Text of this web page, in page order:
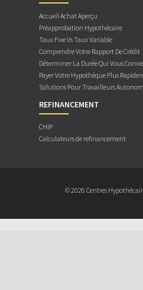
Accueil Achat Aperçu
Préapprobation Hypothécaire
Taux Fixe Vs Taux Variable
Comprendre Votre Rapport De Crédit
Déterminer La Durée Qui Vous
Payer Votre Hypothèque Plus
Solutions Pour Travailleurs
REFINANCEMENT
CHIP
Calculateurs de refinancement
© 2026 Centres